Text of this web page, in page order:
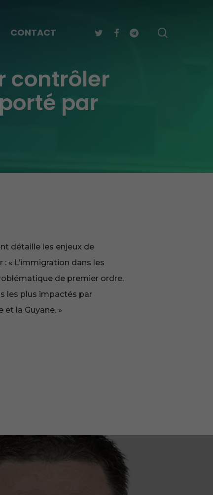
CONTACT TWITTERFACEBOOK
TELEGRAM
contrôler
par
détaille les enjeux de
« L’immigration dans les
de premier ordre.
les plus impactés par
la Guyane. »